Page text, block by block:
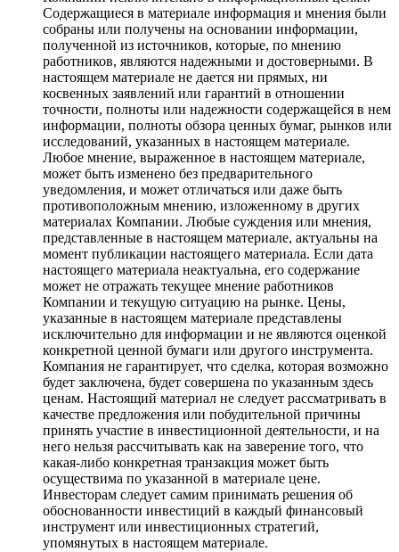
Содержащиеся в материале информация и мнения были
собраны или получены на основании информации,
полученной из источников, которые, по мнению
работников, являются надежными и достоверными. В
настоящем материале не дается ни прямых, ни
косвенных заявлений или гарантий в отношении
точности, полноты или надежности содержащейся в нем
информации, полноты обзора ценных бумаг, рынков или
исследований, указанных в настоящем материале.
Любое мнение, выраженное в настоящем материале,
может быть изменено без предварительного
уведомления, и может отличаться или даже быть
противоположным мнению, изложенному в других
материалах Компании. Любые суждения или мнения,
представленные в настоящем материале, актуальны на
момент публикации настоящего материала. Если дата
настоящего материала неактуальна, его содержание
может не отражать текущее мнение работников
Компании и текущую ситуацию на рынке. Цены,
указанные в настоящем материале представлены
исключительно для информации и не являются оценкой
конкретной ценной бумаги или другого инструмента.
Компания не гарантирует, что сделка, которая возможно
будет заключена, будет совершена по указанным здесь
ценам. Настоящий материал не следует рассматривать в
качестве предложения или побудительной причины
принять участие в инвестиционной деятельности, и на
него нельзя рассчитывать как на заверение того, что
какая-либо конкретная транзакция может быть
осуществима по указанной в материале цене.
Инвесторам следует самим принимать решения об
обоснованности инвестиций в каждый финансовый
инструмент или инвестиционных стратегий,
упомянутых в настоящем материале.